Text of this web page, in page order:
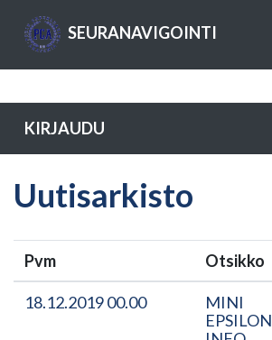
SEURANAVIGOINTI
KIRJAUDU
Uutisarkisto
Pvm Otsikko
18.12.2019 00.00
MINI
EPSILON